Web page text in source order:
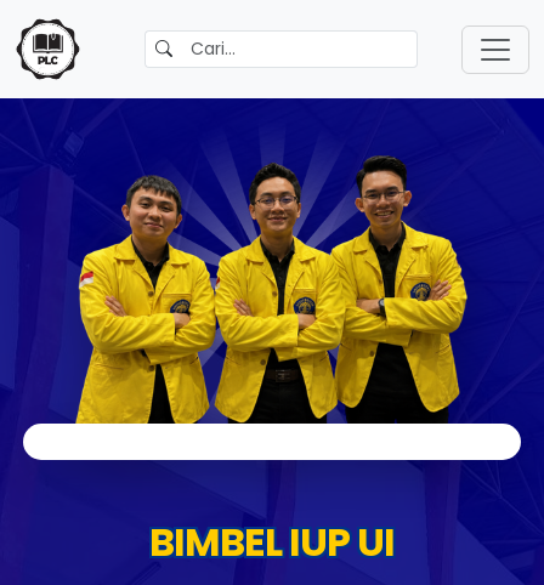
BIMBEL IUP UI